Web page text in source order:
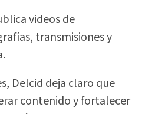
videos de
transmisiones y
Delcid deja claro que
contenido y fortalecer